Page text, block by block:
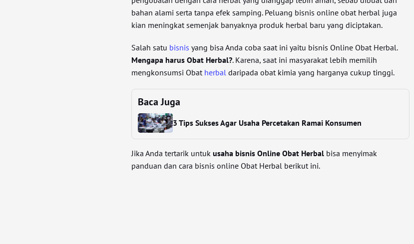
bahan alami serta tanpa efek samping. Peluang bisnis online obat herbal juga
kian meningkat semenjak banyaknya produk herbal baru yang diciptakan.
Salah satu bisnis yang bisa Anda coba saat ini yaitu bisnis Online Obat Herbal.
Mengapa harus Obat Herbal?. Karena, saat ini masyarakat lebih memilih
mengkonsumsi Obat herbal daripada obat kimia yang harganya cukup tinggi.
Baca Juga
3 Tips Sukses Agar Usaha Percetakan Ramai Konsumen
Jika Anda tertarik untukusaha bisnis Online Obat Herbal bisa menyimak
panduan dan cara bisnis online Obat Herbal berikut ini.